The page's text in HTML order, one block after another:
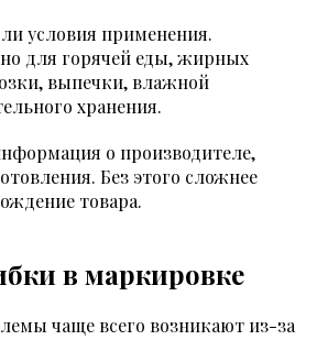
условия применения.
для горячей еды, жирных
выпечки, влажной
хранения.
о производителе,
Без этого сложнее
товара.
в маркировке
чаще всего возникают из-за